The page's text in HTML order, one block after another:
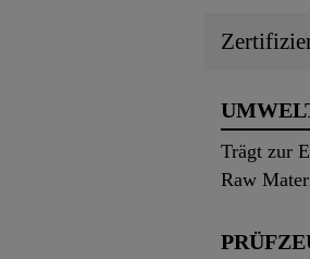
Trägt zur
Raw